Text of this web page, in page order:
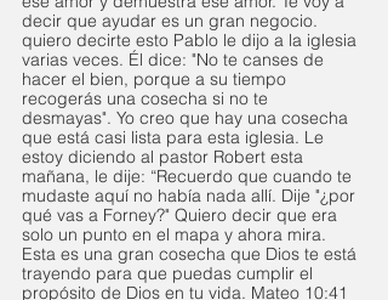
decir que ayudar es un gran negocio.
quiero decirte esto Pablo le dijo a la iglesia
varias veces. Él dice: "No te canses de
hacer el bien, porque a su tiempo
recogerás una cosecha si no te
desmayas". Yo creo que hay una cosecha
que está casi lista para esta iglesia. Le
estoy diciendo al pastor Robert esta
mañana, le dije: “Recuerdo que cuando te
mudaste aquí no había nada allí. Dije "¿por
qué vas a Forney?" Quiero decir que era
solo un punto en el mapa y ahora mira.
Esta es una gran cosecha que Dios te está
trayendo para que puedas cumplir el
propósito de Dios en tu vida. Mateo 10:41